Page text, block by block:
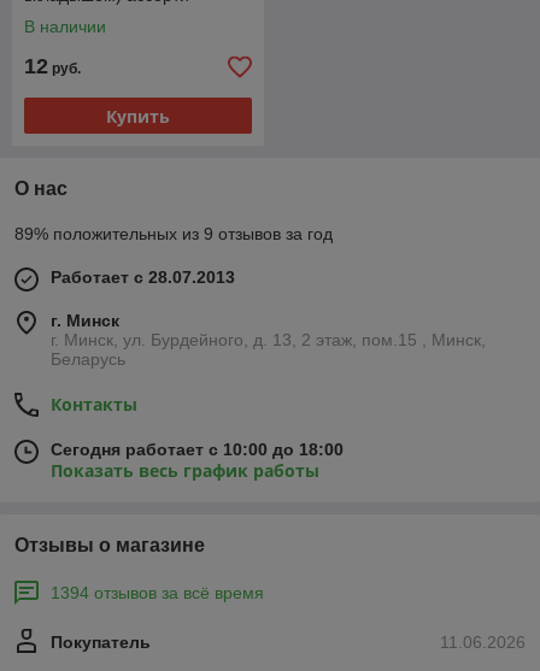
В наличии
12 руб.
Купить
О нас
89% положительных из 9 отзывов за год
Работает с 28.07.2013
г. Минск
г. Минск, ул. Бурдейного, д. 13, 2 этаж, пом.15 , Минск,
Беларусь
Контакты
Сегодня работает с 10:00 до 18:00
Показать весь график работы
Отзывы о магазине
1394 отзывов за всё время
11.06.2026
Покупатель